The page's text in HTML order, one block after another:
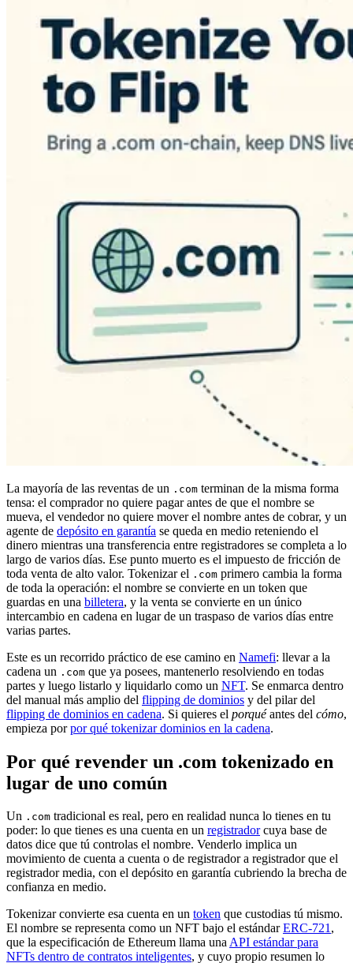
La mayoría de las reventas de un .com terminan de la misma forma
tensa: el comprador no quiere pagar antes de que el nombre se
mueva, el vendedor no quiere mover el nombre antes de cobrar, y un
agente de depósito en garantía se queda en medio reteniendo el
dinero mientras una transferencia entre registradores se completa a lo
largo de varios días. Ese punto muerto es el impuesto de fricción de
toda venta de alto valor. Tokenizar el .com primero cambia la forma
de toda la operación: el nombre se convierte en un token que
guardas en una billetera, y la venta se convierte en un único
intercambio en cadena en lugar de un traspaso de varios días entre
varias partes.
Este es un recorrido práctico de ese camino en Namefi: llevar a la
cadena un .com que ya posees, mantenerlo resolviendo en todas
partes y luego listarlo y liquidarlo como un NFT. Se enmarca dentro
del manual más amplio del flipping de dominios y del pilar del
flipping de dominios en cadena. Si quieres el porquéantes del cómo,
empieza porpor qué tokenizar dominios en la cadena.
Por qué revender un .com tokenizado en
lugar de uno común
Un .com tradicional es real, pero en realidad nunca lo tienes en tu
poder: lo que tienes es una cuenta en un registradorcuya base de
datos dice que tú controlas el nombre. Venderlo implica un
movimiento de cuenta a cuenta o de registrador a registrador que el
registrador media, con el depósito en garantía cubriendo la brecha de
confianza en medio.
Tokenizar convierte esa cuenta en un token que custodias tú mismo.
El nombre se representa como un NFT bajo el estándarERC-721,
que la especificación de Ethereum llama unaAPI estándar para
NFTs dentro de contratos inteligentes, y cuyo propio resumen lo